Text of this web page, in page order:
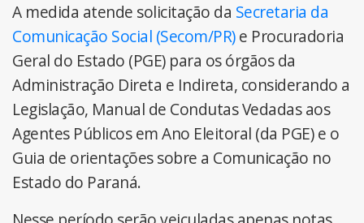
A medida atende solicitação da Secretaria da
Comunicação Social (Secom/PR)e Procuradoria
Geral do Estado (PGE) para os órgãos da
Administração Direta e Indireta, considerando a
Legislação, Manual de Condutas Vedadas aos
Agentes Públicos em Ano Eleitoral (da PGE) e o
Guia de orientações sobre a Comunicação no
Estado do Paraná.